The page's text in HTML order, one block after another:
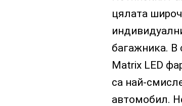
цялата
багажника. В
Matrix LED
са най-
автомобил.